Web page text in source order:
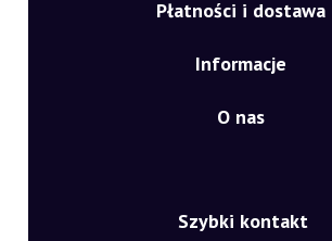
Płatności i dostawa
Informacje
O nas
Szybki kontakt